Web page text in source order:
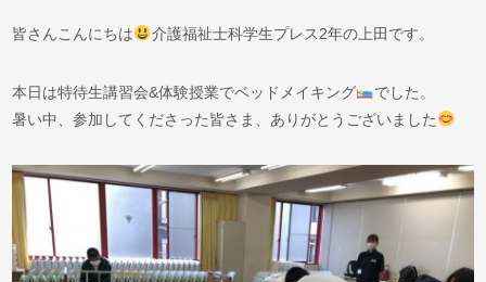
皆さんこんにちは 介護福祉士科学生プレス2年の上田です。
本日は特待生講習会&体験授業でベッドメイキング
でした。
暑い中、参加してくださった皆さま、ありがとうございました